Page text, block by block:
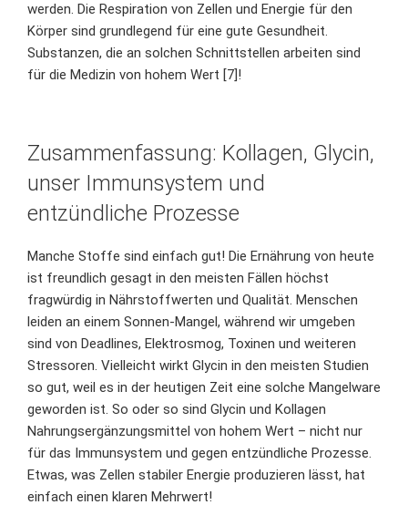
werden. Die Respiration von Zellen und Energie für den
Körper sind grundlegend für eine gute Gesundheit.
Substanzen, die an solchen Schnittstellen arbeiten sind
für die Medizin von hohem Wert [7]!
Zusammenfassung: Kollagen, Glycin,
unser Immunsystem und
entzündliche Prozesse
Manche Stoffe sind einfach gut! Die Ernährung von heute
ist freundlich gesagt in den meisten Fällen höchst
fragwürdig in Nährstoffwerten und Qualität. Menschen
leiden an einem Sonnen-Mangel, während wir umgeben
sind von Deadlines, Elektrosmog, Toxinen und weiteren
Stressoren. Vielleicht wirkt Glycin in den meisten Studien
so gut, weil es in der heutigen Zeit eine solche Mangelware
geworden ist. So oder so sind Glycin und Kollagen
Nahrungsergänzungsmittel von hohem Wert – nicht nur
für das Immunsystem und gegen entzündliche Prozesse.
Etwas, was Zellen stabiler Energie produzieren lässt, hat
einfach einen klaren Mehrwert!